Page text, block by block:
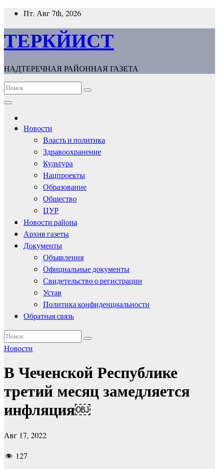
Перейти
содержимому
Пт. Авг 7th, 2026
ТЕРКЙИСТ
НАДТЕРЕЧНАЯ РАЙОННАЯ ГАЗЕТА
Новости
Власть и политика
Здравоохранение
Культура
Нацпроекты
Образование
Общество
ЦУР
Новости района
Архив газеты
Документы
Объявления
Официальные документы
Свидетельство о регистрации
Устав
Политика конфиденциальности
Обратная связь
Новости
В Чеченской Республике
третий месяц замедляется
инфляция￼
Авг 17, 2022
127